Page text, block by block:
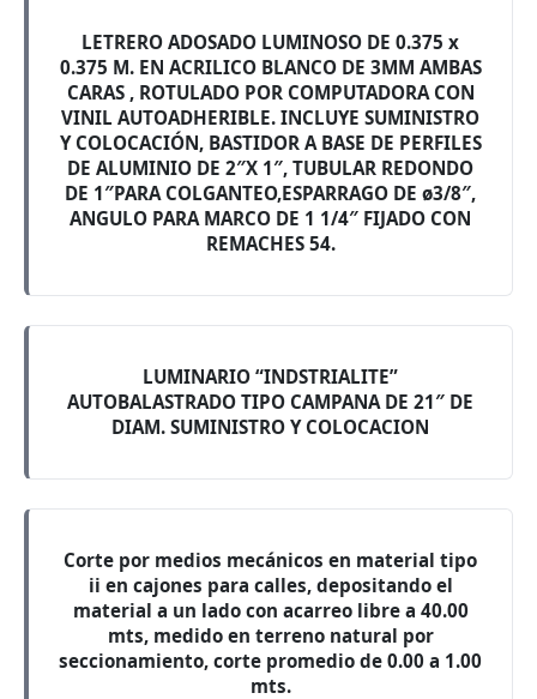
LETRERO ADOSADO LUMINOSO DE 0.375 x
0.375 M. EN ACRILICO BLANCO DE 3MM AMBAS
CARAS , ROTULADO POR COMPUTADORA CON
VINIL AUTOADHERIBLE. INCLUYE SUMINISTRO
Y COLOCACIÓN, BASTIDOR A BASE DE PERFILES
DE ALUMINIO DE 2″X 1″, TUBULAR REDONDO
DE 1″PARA COLGANTEO,ESPARRAGO DE ø3/8″,
ANGULO PARA MARCO DE 1 1/4″ FIJADO CON
REMACHES 54.
LUMINARIO “INDSTRIALITE”
AUTOBALASTRADO TIPO CAMPANA DE 21″ DE
DIAM. SUMINISTRO Y COLOCACION
Corte por medios mecánicos en material tipo
ii en cajones para calles, depositando el
material a un lado con acarreo libre a 40.00
mts, medido en terreno natural por
seccionamiento, corte promedio de 0.00 a 1.00
mts.